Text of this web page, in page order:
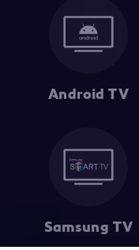
Android TV
Samsung TV